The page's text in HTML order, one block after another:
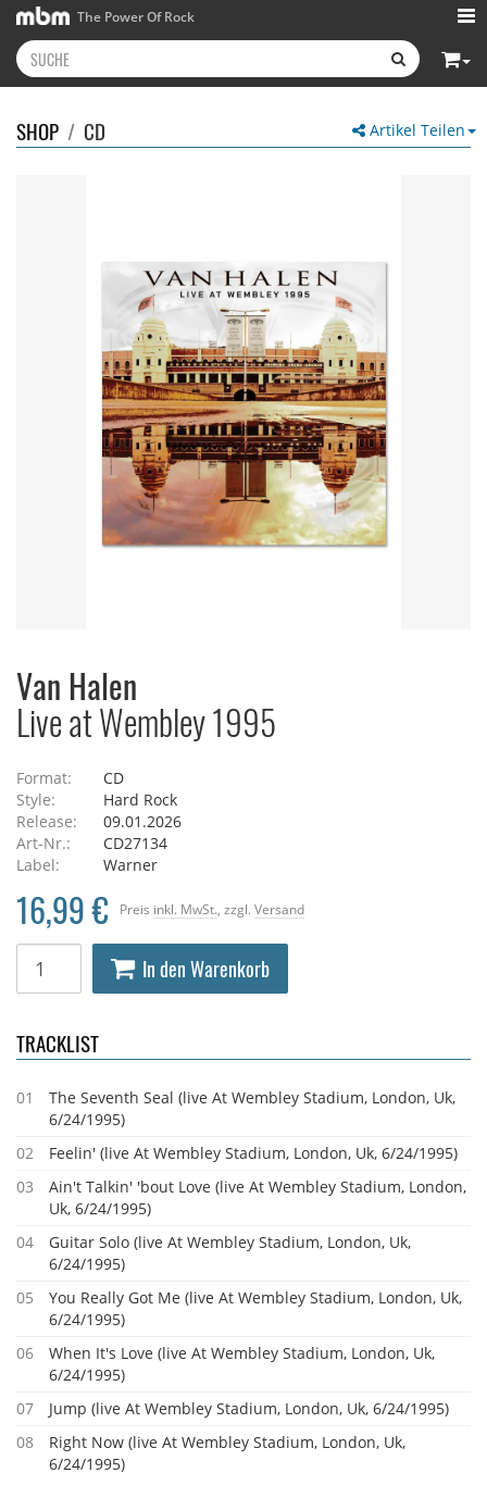
The Power Of Rock
Artikel Teilen
SHOP / CD
Van Halen
Live at Wembley 1995
Format:
CD
Style:
Hard Rock
Release:
09.01.2026
Art-Nr.:
CD27134
Label:
Warner
Preis inkl. MwSt. , zzgl. Versand
16,99 €
In den Warenkorb
TRACKLIST
01
The Seventh Seal (live At Wembley Stadium, London, Uk,
6/24/1995)
02
Feelin' (live At Wembley Stadium, London, Uk, 6/24/1995)
03
Ain't Talkin' 'bout Love (live At Wembley Stadium, London,
Uk, 6/24/1995)
04
Guitar Solo (live At Wembley Stadium, London, Uk,
6/24/1995)
05
You Really Got Me (live At Wembley Stadium, London, Uk,
6/24/1995)
06
When It's Love (live At Wembley Stadium, London, Uk,
6/24/1995)
07
Jump (live At Wembley Stadium, London, Uk, 6/24/1995)
08
Right Now (live At Wembley Stadium, London, Uk,
6/24/1995)